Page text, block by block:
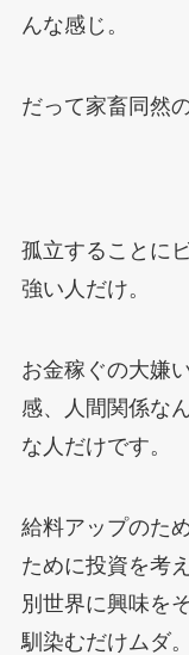
んな感じ。
だって家畜同然
孤立することに
強い人だけ。
お金稼ぐの大嫌
感、人間関係な
な人だけです。
給料アップのた
ために投資を考
別世界に興味を
馴染むだけムダ